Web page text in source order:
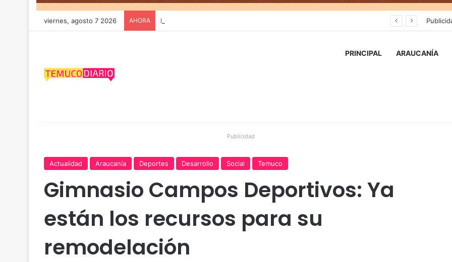
viernes, agosto 7 2026 AHORA
PRINCIPAL ARAUCANÍA
Publicidad
Actualidad Araucanía Deportes Desarrollo Social Temuco
Gimnasio Campos Deportivos: Ya
están los recursos para su
remodelación